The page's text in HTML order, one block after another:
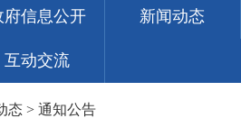
府信息公开 新闻动态
互动交流
态 > 通知公告